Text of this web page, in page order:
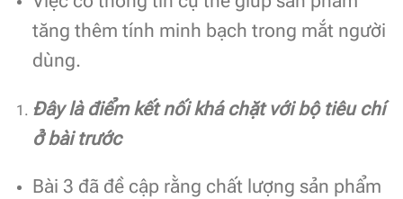
tăng thêm tính minh bạch trong mắt người
dùng.
Đây là điểm kết nối khá chặt với bộ tiêu chí
ở bài trước
Bài 3 đã đề cập rằng chất lượng sản phẩm